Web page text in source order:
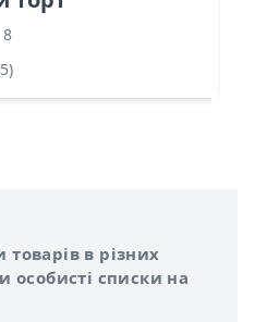
8
в різних
списки на